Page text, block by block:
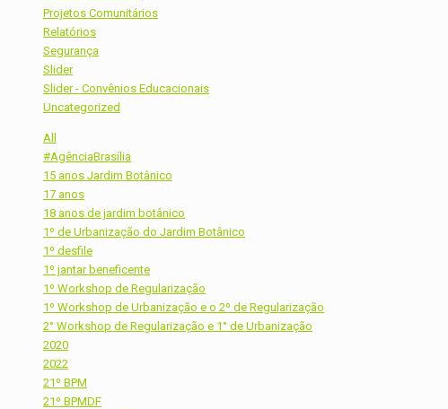
Projetos Comunitários
Relatórios
Segurança
Slider
Slider - Convênios Educacionais
Uncategorized
All
#AgênciaBrasília
15 anos Jardim Botânico
17 anos
18 anos de jardim botânico
1º de Urbanização do Jardim Botânico
1º desfile
1º jantar beneficente
1º Workshop de Regularização
1º Workshop de Urbanização e o 2º de Regularização
2° Workshop de Regularização e 1° de Urbanização
2020
2022
21º BPM
21º BPMDF